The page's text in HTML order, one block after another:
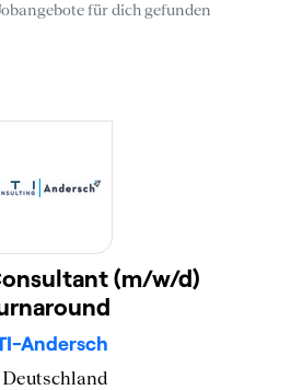
für dich gefunden
(m/w/d)
Andersch
Deutschland